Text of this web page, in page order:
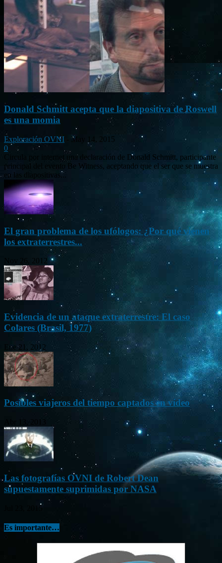
Donald Schmitt acepta que la diapositiva de Roswell
es una momia
Exploración OVNI
May 14, 2015
0
Circula por internet una declaración de Donald Schmitt, participante
principal del evento Be Witness, aceptando que el ser que se muestra
en las diapositivas...
El gran problema de los ufólogos: ¿Por qué vienen
los extraterrestres...
Nov 26, 2012
Evidencia de un ataque extraterrestre: El caso
Colares (Brasil, 1977)
Ene 21, 2012
Posibles viajeros del tiempo captados en vídeo
Las fotografías OVNI de Robert Dean
supuestamente suprimidas por NASA
Jul 23, 2015
Es importante…